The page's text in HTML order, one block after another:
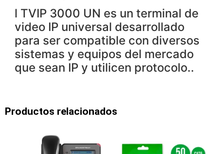
l TVIP 3000 UN es un terminal de
video IP universal desarrollado
para ser compatible con diversos
sistemas y equipos del mercado
que sean IP y utilicen protocolo..
Productos relacionados